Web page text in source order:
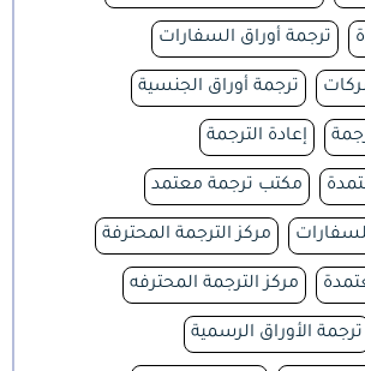
ترجمة أوراق السفارات
ترجمة أوراق الجنسية
إعادة الترجمة
مكتب ترجمة معتمد
مركز الترجمة المحترفة
مركز الترجمة المحترفه
ترجمة الأوراق الرسمية